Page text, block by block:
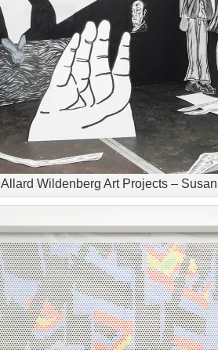
Allard Wildenberg Art Projects –